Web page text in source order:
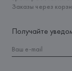
Заказы через
Получайте